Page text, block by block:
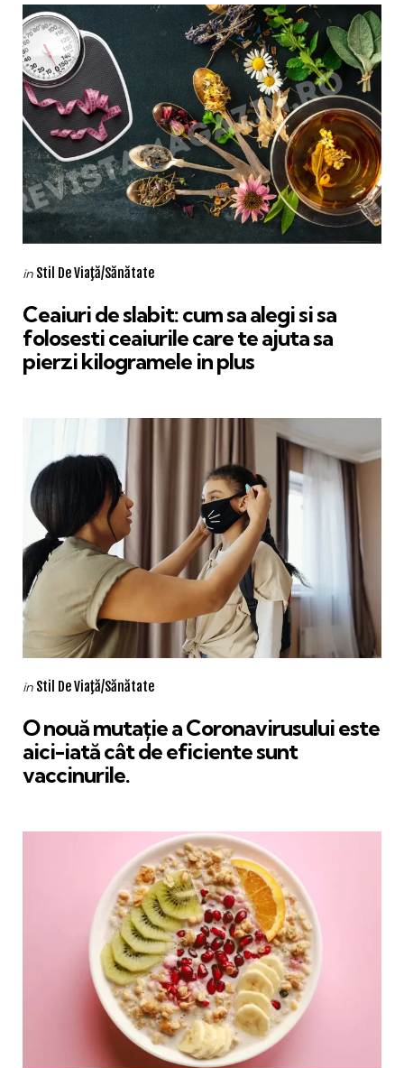
Categories
Posted
in Stil De Viaţă/Sănătate
Ceaiuri de slabit: cum sa alegi si sa
folosesti ceaiurile care te ajuta sa
pierzi kilogramele in plus
Categories
Posted
in Stil De Viaţă/Sănătate
O nouă mutație a Coronavirusului este
aici-iată cât de eficiente sunt
vaccinurile.